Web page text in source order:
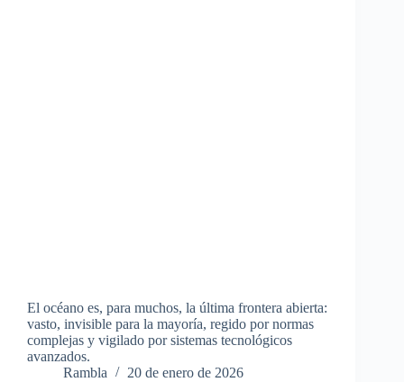
El océano es, para muchos, la última frontera abierta:
vasto, invisible para la mayoría, regido por normas
complejas y vigilado por sistemas tecnológicos
avanzados.
Rambla
20 de enero de 2026